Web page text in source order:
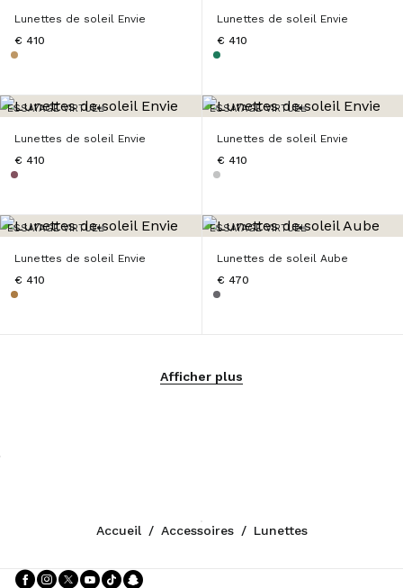
Lunettes de soleil Envie
€ 410
Lunettes de soleil Envie
€ 410
ESSAYAGE VIRTUEL
Lunettes de soleil Envie
€ 410
ESSAYAGE VIRTUEL
Lunettes de soleil Envie
€ 410
ESSAYAGE VIRTUEL
Lunettes de soleil Envie
€ 410
ESSAYAGE VIRTUEL
Lunettes de soleil Aube
€ 470
Afficher plus
Accueil / Accessoires / Lunettes
Suivez-nous facebook
Suivez-nous instagram
Suivez-nous twitter
Suivez-nous youtube
Suivez-nous tiktok